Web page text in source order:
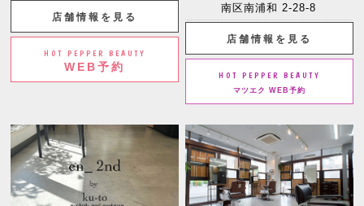
店舗情報を見る
HOT PEPPER BEAUTY
WEB予約
南区南浦和 2-28-8
店舗情報を見る
HOT PEPPER BEAUTY
マツエク WEB予約